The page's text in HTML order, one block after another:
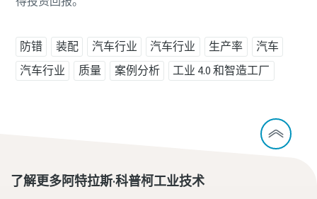
防错 装配 汽车行业 汽车行业 生产率
汽车
汽车行业
质量 案例分析 工业 4.0 和智造工厂
了解更多阿特拉斯·科普柯工业技术